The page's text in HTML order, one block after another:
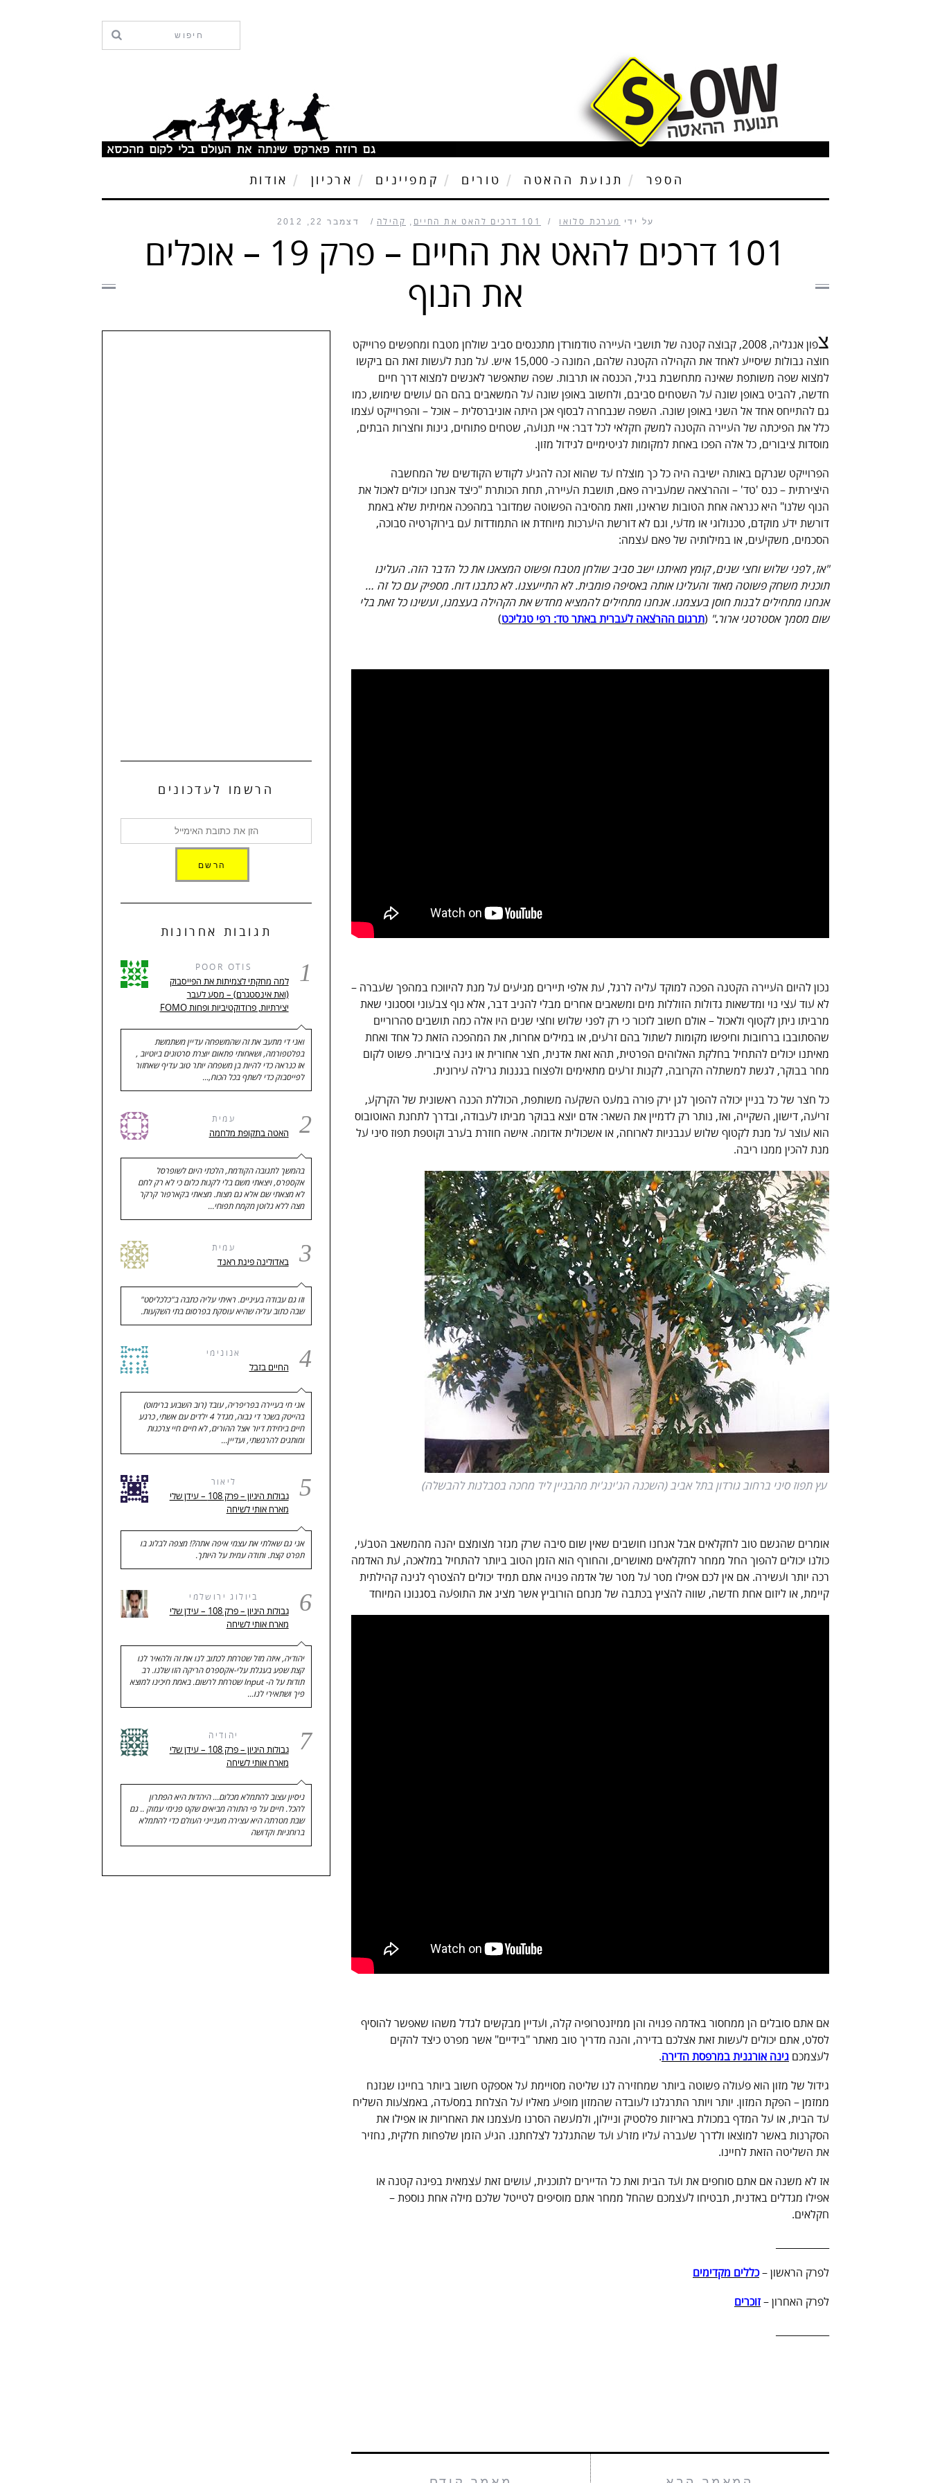
הספר תנועת ההאטה טורים קמפיינים ארכיון אודות
על ידי מערכת סלואו 101 דרכים להאט את החיים , קהילה דצמבר 22, 2012
101 דרכים להאט את החיים – פרק 19 – אוכלים
את הנוף
צ
פון אנגליה, 2008, קבוצה קטנה של תושבי העיירה טודמורדן מתכנסים סביב שולחן מטבח ומחפשים פרוייקט
חוצה גבולות שיסייע לאחד את הקהילה הקטנה שלהם, המונה כ- 15,000 איש. על מנת לעשות זאת הם ביקשו
למצוא שפה משותפת שאינה מתחשבת בגיל, הכנסה או תרבות. שפה שתאפשר לאנשים למצוא דרך חיים
חדשה, להביט באופן שונה על השטחים סביבם, ולחשוב באופן שונה על המשאבים בהם הם עושים שימוש, כמו
גם להתייחס אחד אל השני באופן שונה. השפה שנבחרה לבסוף אכן היתה אוניברסלית – אוכל – והפרוייקט עצמו
כלל את הפיכתה של העיירה הקטנה למשק חקלאי לכל דבר: איי תנועה, שטחים פתוחים, גינות וחצרות הבתים,
מוסדות ציבורים, כל אלה הפכו באחת למקומות לגיטימיים לגידול מזון.
הפרוייקט שנרקם באותה ישיבה היה כל כך מוצלח עד שהוא זכה להגיע לקודש הקודשים של המחשבה
היצירתית – כנס 'טד' – וההרצאה שמעבירה פאם, תושבת העיירה, תחת הכותרת "כיצד אנחנו יכולים לאכול את
הנוף שלנו" היא כנראה אחת הטובות שראינו, וזאת מהסיבה הפשוטה שמדובר במהפכה אמיתית שלא באמת
דורשת ידע מוקדם, טכנולוגי או מדעי, וגם לא דורשת היערכות מיוחדת או התמודדות עם בירוקרטיה סבוכה,
הסכמים, משקיעים, או במילותיה של פאם עצמה:
"אז, לפני שלוש וחצי שנים, קומץ מאיתנו ישב סביב שולחן מטבח ופשוט המצאנו את כל הדבר הזה. העלינו
תוכנית משחק פשוטה מאוד והעלינו אותה באסיפה פומבית. לא התייעצנו. לא כתבנו דוח. מספיק עם כל זה …
אנחנו מתחילים לבנות חוסן בעצמנו. אנחנו מתחילים להמציא מחדש את הקהילה בעצמנו, ועשינו כל זאת בלי
שום מסמך אסטרטגי ארור.
"
(תרגום ההרצאה לעברית באתר טד: רפי טגליכט)
נכון להיום העיירה הקטנה הפכה למוקד עליה לרגל, עת אלפי תיירים מגיעים על מנת להיווכח במהפך שעברה –
לא עוד עצי נוי ומדשאות גדולות הזוללות מים ומשאבים אחרים מבלי להניב דבר, אלא נוף צבעוני וססגוני שאת
מרביתו ניתן לקטוף ולאכול – אולם חשוב לזכור כי רק לפני שלוש וחצי שנים היו אלה כמה תושבים סהרוריים
שהסתובבו ברחובות וחיפשו מקומות לשתול בהם זרעים, או במילים אחרות, את המהפכה הזאת כל אחד ואחת
מאיתנו יכולים להתחיל בחלקת האלוהים הפרטית, תהא זאת אדנית, חצר אחורית או גינה ציבורית. פשוט לקום
מחר בבוקר, לגשת למשתלה הקרובה, לקנות זרעים מתאימים ולפצוח בגננות גרילה עירונית.
כל חצר של כל בניין יכולה להפוך לגן ירק פורה במעט השקעה משותפת, הכוללת הכנה ראשונית של הקרקע,
זריעה, דישון, השקייה, ואז, נותר רק לדמיין את השאר: אדם יוצא בבוקר מביתו לעבודה, ובדרך לתחנת האוטובוס
הוא עוצר על מנת לקטוף שלוש עגבניות לארוחה, או אשכולית אדומה. אישה חוזרת בערב וקוטפת תפוז סיני על
מנת להכין ממנו ריבה.
עץ תפוז סיני ברחוב גורדון בתל אביב (השכנה הג'ינג'ית מהבניין ליד מחכה בסבלנות להבשלה)
אומרים שהגשם טוב לחקלאים אבל אנחנו חושבים שאין שום סיבה שרק מגזר מצומצם יהנה מהמשאב הטבעי,
כולנו יכולים להפוך החל ממחר לחקלאים מאושרים, והחורף הוא הזמן הטוב ביותר להתחיל במלאכה, עת האדמה
רכה יותר ועשירה. אם אין לכם אפילו מטר על מטר של אדמה פנויה אתם תמיד יכולים להצטרף לגינה קהילתית
קיימת, או ליזום אחת חדשה, שווה להציץ בכתבה של מנחם הורוביץ אשר מציג את התופעה בסגנונו המיוחד
אם אתם סובלים הן ממחסור באדמה פנויה והן ממיזנטרופיה קלה, ועדיין מבקשים לגדל משהו שאפשר להוסיף
לסלט, אתם יכולים לעשות זאת אצלכם בדירה, והנה מדריך טוב מאתר "בידיים" אשר מפרט כיצד להקים
לעצמכם גינה אורגנית במרפסת הדירה.
גידול של מזון הוא פעולה פשוטה ביותר שמחזירה לנו שליטה מסויימת על אספקט חשוב ביותר בחיינו שנזנח
ממזמן – הפקת המזון. יותר ויותר התרגלנו לעובדה שהמזון מופיע מאליו על הצלחת במסעדה, באמצעות השליח
עד הבית, או על המדף במכולת באריזות פלסטיק וניילון, ולמעשה הסרנו מעצמנו את האחריות או אפילו את
הסקרנות באשר למוצאו ולדרך שעברה עליו מזרע ועד שהתגלגל לצלחתנו. הגיע הזמן שלפחות חלקית, נחזיר
את השליטה הזאת לחיינו.
אז לא משנה אם אתם סוחפים את ועד הבית ואת כל הדיירים לתוכנית, עושים זאת עצמאית בפינה קטנה או
אפילו מגדלים באדנית, תבטיחו לעצמכם שהחל ממחר אתם מוסיפים לטייטל שלכם מילה אחת נוספת –
חקלאים.
לפרק הראשון –כללים מקדימים
לפרק האחרון – זוכרים
הרשמו לעדכונים
תגובות אחרונות
1
POOR OTIS
למה מחקתי לצמיתות את הפייסבוק
(ואת אינסטגרם) – מסע לעבר
יצירתיות, פרודוקטיביות ופחות FOMO
ואני די מתעב את זה שהמשפחה עדיין משתמשת
בפלטפורמה, ושאחותי פתאום יוצרת סרטונים ביוטיוב ,
אז כנראה כדי להיות בן משפחה יותר טוב עדיף שאחזור
לפייסבוק כדי לשתף בכל הכוח,…
2 עמית
האטה בתקופת מלחמה
בהמשך לתגובה הקודמת, הלכתי היום לשופרסל
אקספרס, ויצאתי משם בלי לקנות כלום כי לא רק לחם
לא מצאתי שם אלא גם מצות. מצאתי בקארפור קרקר
מצה ללא גלוטן מקמח תפוחי…
3 עמית
באדולינה פינת ראנד
וזו גם עבודה בעיניים. ראיתי עליה כתבה ב"כלכליסט"
שבה כתוב עליה שהיא עוסקת בפרסום בתי השקעות.
4 אנונימי
החיים בזבל
אני חי בעיירה בפריפריה, עובד (רוב השבוע ברימוט)
בהייטק בשכר די גבוה, מגדל 4 ילדים עם אשתי, כרגע
חיים ביחידת דיור אצל ההורים, לא חיים חיי צרכנות
ומותגים להרגשתי, ועדיין…
5 ליאור
גבולות היגיון – פרק 108 – עידן שלי
מארח אותי לשיחה
אני גם שאלתי את עצמי איפה אתה?! מצפה לבלוג בו
תפרט קצת. ותודה עמית על היותך.
6 ביולוג ירושלמי
גבולות היגיון – פרק 108 – עידן שלי
מארח אותי לשיחה
יהודיה, איזה מזל שטרחת לכתוב לנו את זה ולהאיר לנו
קצת שפע בעגלת עלי-אקספרס הריקה הזו שלנו. רב
תודות על ה- Input שטרחת לרשום. באמת חיכינו למוצא
פיך ושתאירי לנו…
7 יהודיה
גבולות היגיון – פרק 108 – עידן שלי
מארח אותי לשיחה
ניסיון עצוב להתמלא מכלום... היהדות היא הפתרון
להכל. חיים על פי התורה מביאים שקט פנימי עמוק .. גם
שבת מטרתה היא עצירה מענייני העולם כדי להתמלא
ברוחניות וקדושה